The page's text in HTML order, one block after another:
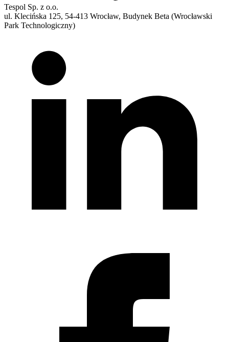
Tespol Sp. z o.o.
ul. Klecińska 125, 54-413 Wrocław, Budynek Beta (Wrocławski
Park Technologiczny)